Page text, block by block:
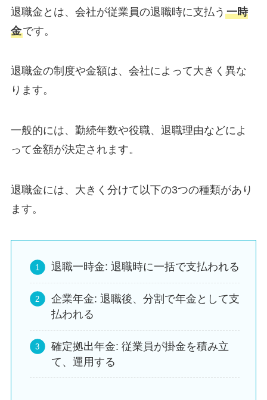
退職金とは、会社が従業員の退職時に支払う 一時
金です。
退職金の制度や金額は、会社によって大きく異な
ります。
一般的には、勤続年数や役職、退職理由などによ
って金額が決定されます。
退職金には、大きく分けて以下の3つの種類があり
ます。
退職一時金: 退職時に一括で支払われる
企業年金: 退職後、分割で年金として支
払われる
確定拠出年金: 従業員が掛金を積み立
て、運用する